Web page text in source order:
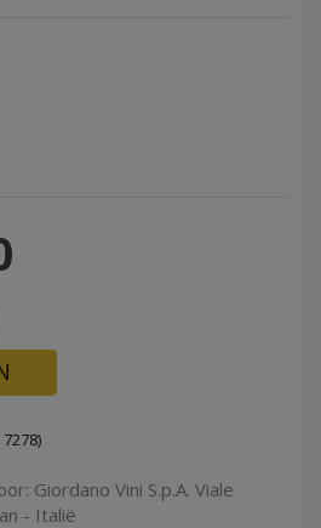
Giordano Vini S.p.A. Viale
- Italië